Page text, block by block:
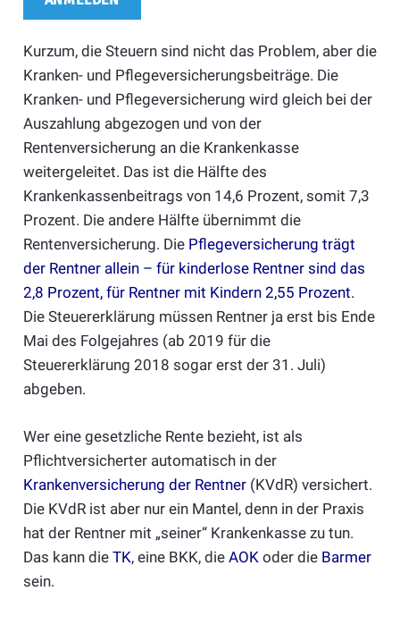
Kurzum, die Steuern sind nicht das Problem, aber die
Kranken- und Pflegeversicherungsbeiträge. Die
Kranken- und Pflegeversicherung wird gleich bei der
Auszahlung abgezogen und von der
Rentenversicherung an die Krankenkasse
weitergeleitet. Das ist die Hälfte des
Krankenkassenbeitrags von 14,6 Prozent, somit 7,3
Prozent. Die andere Hälfte übernimmt die
Rentenversicherung. Die Pflegeversicherung trägt
der Rentner allein – für kinderlose Rentner sind das
2,8 Prozent, für Rentner mit Kindern 2,55 Prozent.
Die Steuererklärung müssen Rentner ja erst bis Ende
Mai des Folgejahres (ab 2019 für die
Steuererklärung 2018 sogar erst der 31. Juli)
abgeben.
Wer eine gesetzliche Rente bezieht, ist als
Pflichtversicherter automatisch in der
Krankenversicherung der Rentner(KVdR) versichert.
Die KVdR ist aber nur ein Mantel, denn in der Praxis
hat der Rentner mit „seiner“ Krankenkasse zu tun.
Das kann die TK, eine BKK, die AOK oder die Barmer
sein.